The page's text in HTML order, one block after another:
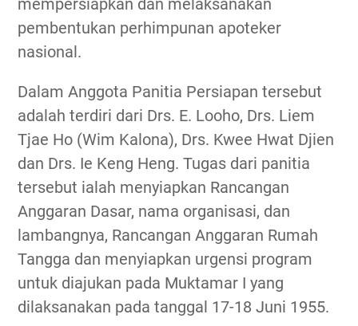
mempersiapkan dan melaksanakan
pembentukan perhimpunan apoteker
nasional.
Dalam Anggota Panitia Persiapan tersebut
adalah terdiri dari Drs. E. Looho, Drs. Liem
Tjae Ho (Wim Kalona), Drs. Kwee Hwat Djien
dan Drs. Ie Keng Heng. Tugas dari panitia
tersebut ialah menyiapkan Rancangan
Anggaran Dasar, nama organisasi, dan
lambangnya, Rancangan Anggaran Rumah
Tangga dan menyiapkan urgensi program
untuk diajukan pada Muktamar I yang
dilaksanakan pada tanggal 17-18 Juni 1955.